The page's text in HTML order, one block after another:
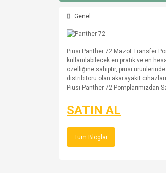
Genel
Piusi Panther 72 Mazot Transfer
kullanılabilecek en pratik ve en
özelliğine sahiptir, piusi
distribitörü olan akarayakıt
Piusi Panther 72 Pomplarımızdan
SATIN AL
Tüm Bloglar